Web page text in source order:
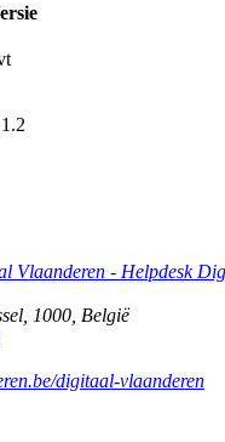
Vlaanderen - Helpdesk
, 1000, België
digitaal-vlaanderen